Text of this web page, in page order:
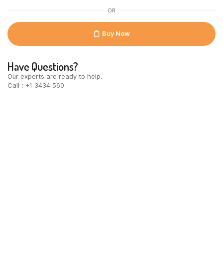
OR
Buy Now
Have Questions?
Our experts are ready to help.
Call : +1 3434 560